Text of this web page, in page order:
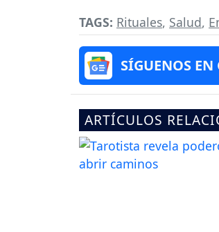
TAGS: Rituales, Salud,
SÍGUENOS EN
ARTÍCULOS